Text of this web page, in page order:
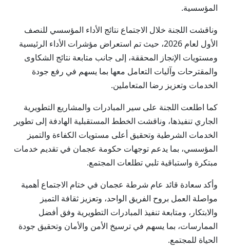
المؤسسية.
وناقشت اللجنة خلال الاجتماع نتائج الأداء المؤسسي للنصف
الأول لعام 2026، حيث تم استعراض مؤشرات الأداء الرئيسية
ومستويات الإنجاز المحققة، إلى جانب متابعة نتائج الشكاوى
والمقترحات وآليات التعامل معها بما يسهم في رفع جودة
الخدمات وتعزيز رضا المتعاملين.
كما اطلعت اللجنة على سير المبادرات والمشاريع التطويرية
الجاري تنفيذها، وناقشت الخطط المستقبلية الهادفة إلى تطوير
الخدمات الشرطية وتحقيق أعلى مستويات الكفاءة والتميز
المؤسسي، بما يدعم توجهات حكومة عجمان في تقديم خدمات
مبتكرة واستباقية تلبي تطلعات المجتمع.
وأكد سعادة قائد عام شرطة عجمان في ختام الاجتماع أهمية
مواصلة العمل بروح الفريق الواحد، وتعزيز ثقافة التميز
والابتكار، ومتابعة تنفيذ المبادرات التطويرية وفق أفضل
الممارسات، بما يسهم في ترسيخ الأمن والأمان وتحقيق جودة
الحياة للمجتمع.